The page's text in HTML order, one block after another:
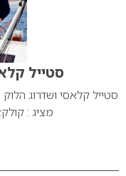
סטייל
מציג :